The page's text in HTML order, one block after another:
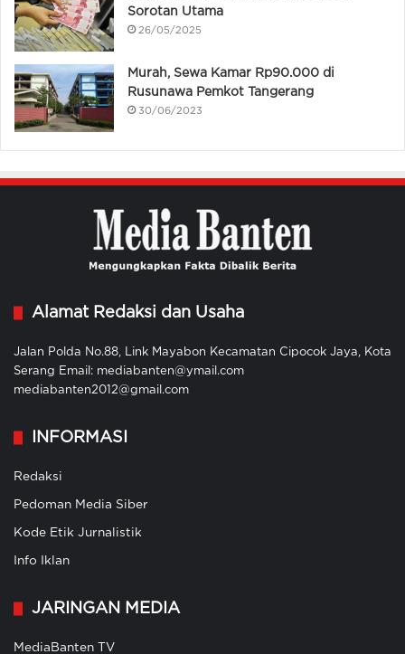
Sorotan Utama
26/05/2025
Murah, Sewa Kamar Rp90.000 di
Rusunawa Pemkot Tangerang
30/06/2023
Alamat Redaksi dan Usaha
Jalan Polda No.88, Link Mayabon Kecamatan Cipocok Jaya, Kota
Serang Email: mediabanten@ymail.com
mediabanten2012@gmail.com
INFORMASI
Redaksi
Pedoman Media Siber
Kode Etik Jurnalistik
Info Iklan
JARINGAN MEDIA
MediaBanten TV